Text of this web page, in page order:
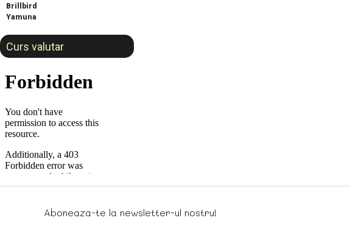
Brillbird
Yamuna
Curs valutar
Aboneaza-te la newsletter-ul nostru!